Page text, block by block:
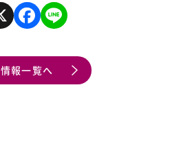
X
F
a
c
o
k
i
情報一覧へ